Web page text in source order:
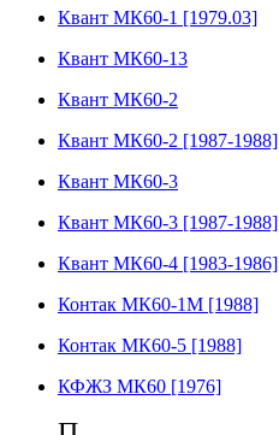
Квант МК60-1 [1979.03]
Квант МК60-13
Квант МК60-2
Квант МК60-2 [1987-1988]
Квант МК60-3
Квант МК60-3 [1987-1988]
Квант МК60-4 [1983-1986]
Контак МК60-1М [1988]
Контак МК60-5 [1988]
КФЖЗ МК60 [1976]